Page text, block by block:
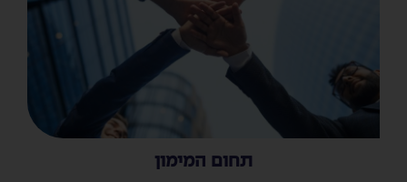
תחום המימון